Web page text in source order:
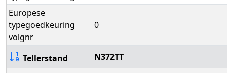
Europese
typegoedkeuring
volgnr
0
Tellerstand
N372TT